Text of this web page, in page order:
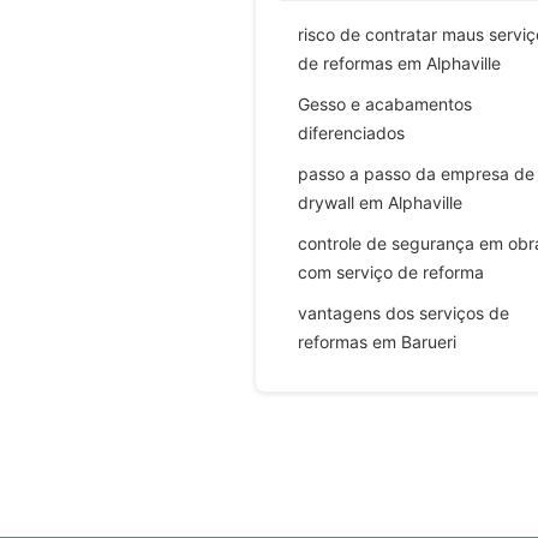
risco de contratar maus
de reformas em Alphaville
Gesso e acabamentos
diferenciados
passo a passo da empresa de
drywall em Alphaville
controle de segurança em
com serviço de reforma
vantagens dos serviços de
reformas em Barueri